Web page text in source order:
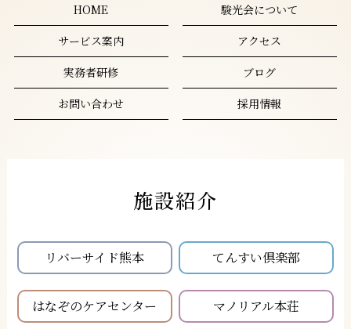
HOME
駿光会について
サービス案内
アクセス
実務者研修
ブログ
お問い合わせ
採用情報
施設紹介
リバーサイド熊本 てんすい倶楽部
はなぞのケアセンター マノリアル本荘